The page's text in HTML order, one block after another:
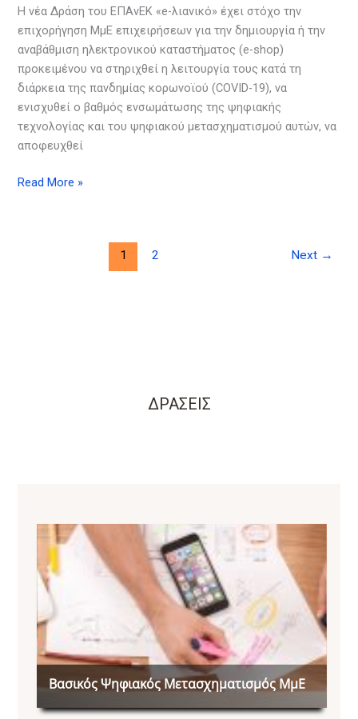
Η νέα Δράση του ΕΠΑνΕΚ «e-λιανικό» έχει στόχο την
επιχορήγηση ΜμΕ επιχειρήσεων για την δημιουργία ή την
αναβάθμιση ηλεκτρονικού καταστήματος (e-shop)
προκειμένου να στηριχθεί η λειτουργία τους κατά τη
διάρκεια της πανδημίας κορωνοϊού (COVID-19), να
ενισχυθεί ο βαθμός ενσωμάτωσης της ψηφιακής
τεχνολογίας και του ψηφιακού μετασχηματισμού αυτών, να
αποφευχθεί
Read More »
1 2 Next →
ΔΡΑΣΕΙΣ
Βασικός Ψηφιακός Μετασχηματισμός ΜμΕ